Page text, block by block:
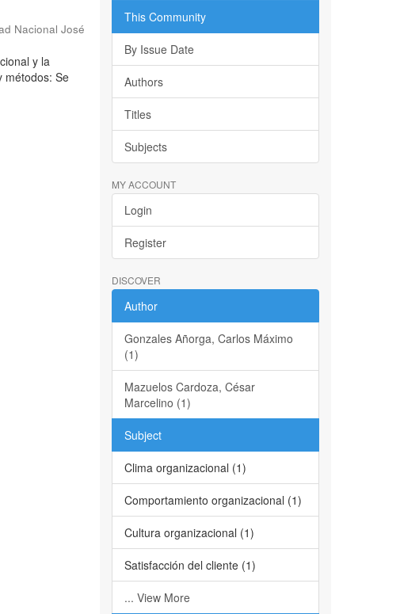
Nacional José
y la
métodos: Se
This Community
By Issue Date
Authors
Titles
Subjects
MY ACCOUNT
Login
Register
DISCOVER
Author
Gonzales Añorga, Carlos Máximo
(1)
Mazuelos Cardoza, César
Marcelino (1)
Subject
Clima organizacional (1)
Comportamiento organizacional (1)
Cultura organizacional (1)
Satisfacción del cliente (1)
... View More